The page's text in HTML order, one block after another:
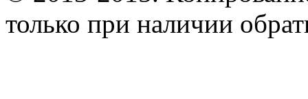
только при наличии